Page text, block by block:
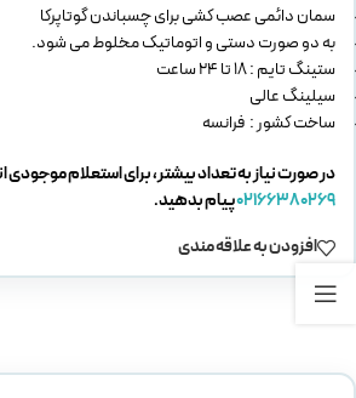
سمان دائمی عصب کشی برای چسباندن گوتاپرکا
به دو صورت دستی و اتوماتیک مخلوط می شود.
ستینگ تایم : 18 تا 24 ساعت
سیلینگ عالی
ساخت کشور : فرانسه
در صورت نیاز به تعداد بیشتر، برای استعلام موجودی
02166380269پیام بدهید.
افزودن به علاقه مندی